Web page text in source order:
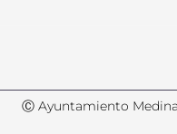
Ⓒ Ayuntamiento